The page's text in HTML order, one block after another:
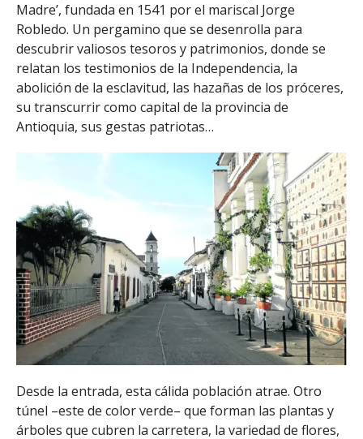
Madre’, fundada en 1541 por el mariscal Jorge
Robledo. Un pergamino que se desenrolla para
descubrir valiosos tesoros y patrimonios, donde se
relatan los testimonios de la Independencia, la
abolición de la esclavitud, las hazañas de los próceres,
su transcurrir como capital de la provincia de
Antioquia, sus gestas patriotas…
Desde la entrada, esta cálida población atrae. Otro
túnel –este de color verde– que forman las plantas y
árboles que cubren la carretera, la variedad de flores,